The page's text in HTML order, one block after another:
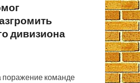
дивизиона
поражение команде